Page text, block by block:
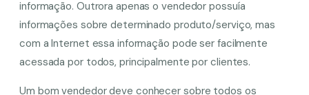
informação. Outrora apenas o vendedor possuía
informações sobre determinado produto/serviço, mas
com a Internet essa informação pode ser facilmente
acessada por todos, principalmente por clientes.
Um bom vendedor deve conhecer sobre todos os